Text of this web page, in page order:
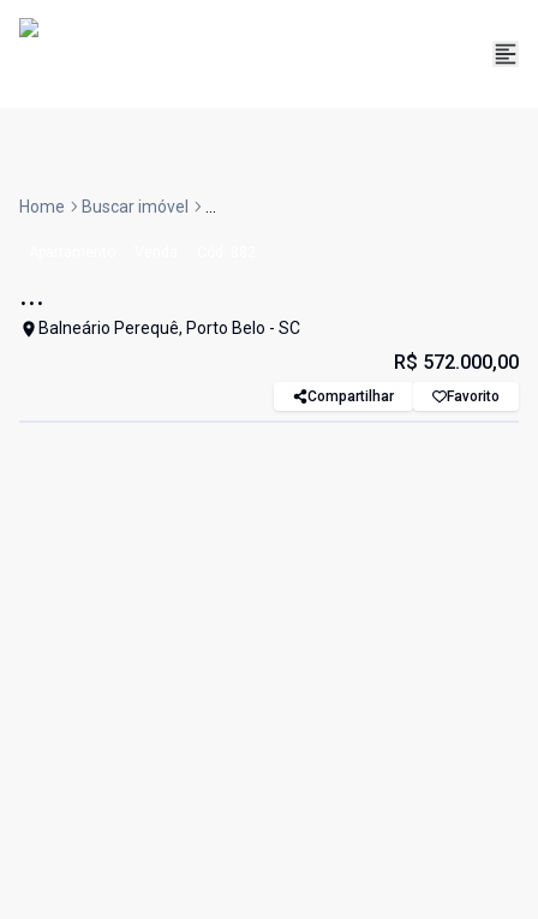
Home Buscar imóvel ...
...
Balneário Perequê, Porto Belo - SC
R$ 572.000,00
Compartilhar Favorito